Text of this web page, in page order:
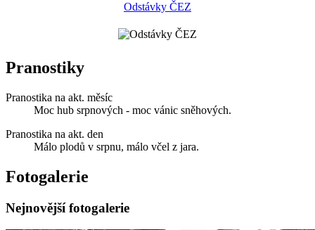
Odstávky ČEZ
Pranostiky
Pranostika na akt. měsíc
Moc hub srpnových - moc vánic sněhových.
Pranostika na akt. den
Málo plodů v srpnu, málo včel z jara.
Fotogalerie
Nejnovější fotogalerie